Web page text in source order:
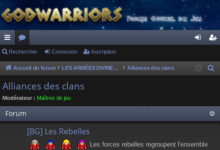
ac
co
ur
ci
s
or
u
s
ne cri
Rechercher Connexion Inscription
Accueil du forum LES ARMÉES DIVINES - FORUMS DE CLAN Alliances des clans
r
Alliances des clans
Modérateur : Maîtres de jeu
Forum
[BG] Les Rebelles
Les forces rebelles regroupent l'ensemble